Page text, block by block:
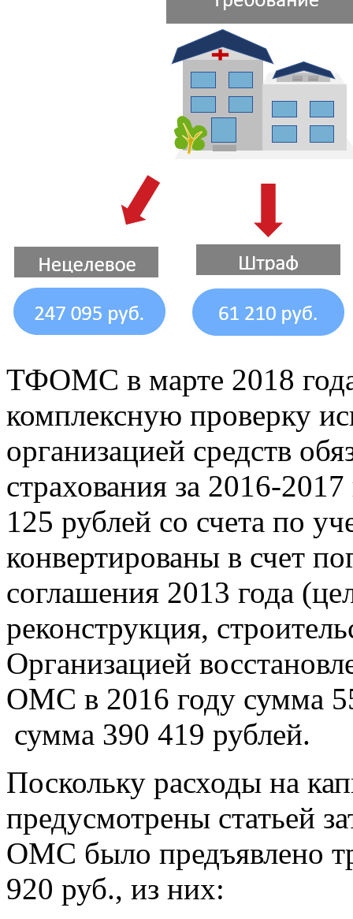
ТФОМС в марте 2018
комплексную проверку
организацией средств
страхования за 2016-
125 рублей со счета по
конвертированы в счет
соглашения 2013 года
реконструкция,
Организацией
ОМС в 2016 году сумма
сумма 390 419 рублей.
Поскольку расходы на
предусмотрены статьей
ОМС было предъявлено
920 руб., из них: